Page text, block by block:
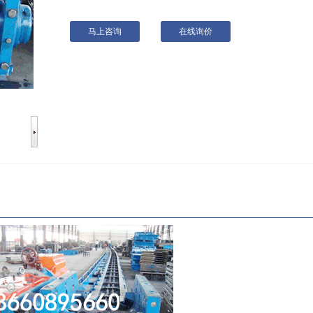
马上咨询 在线询价